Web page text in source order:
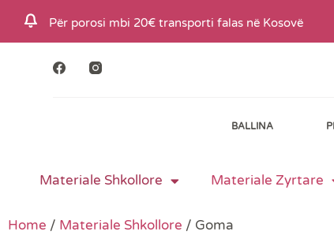
k
t
Për porosi mbi 20€ transporti falas në Kosovë
BALLINA
Materiale Shkollore Materiale Zyrtare
Home / Materiale Shkollore / Goma